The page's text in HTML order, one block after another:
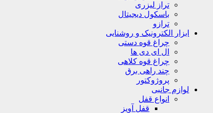
تراز لیزری
باسکول دیجیتال
ترازو
ابزار الکترونیک و روشنایی
چراغ قوه دستی
ال ای دی ها
چراغ قوه کلاهی
چند راهی برق
پروژوکتور
لوازم جانبی
انواع قفل
قفل آویز